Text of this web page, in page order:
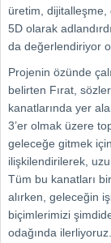
üretim,
5D olarak
da değerlendiriyor
Projenin özünde
belirten Fırat,
kanatlarında yer
3’er olmak üzere
geleceğe gitmek
ilişkilendirilerek,
Tüm bu kanatları
alırken, geleceğin
biçimlerimizi
odağında ilerliyoruz.